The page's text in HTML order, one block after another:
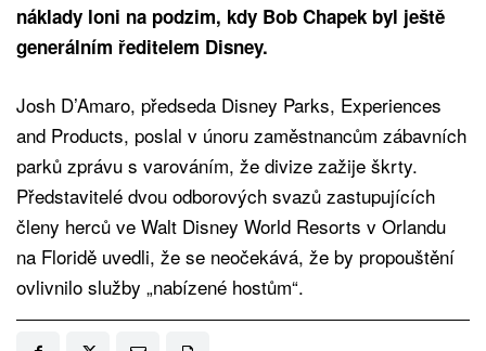
náklady loni na podzim, kdy Bob Chapek byl ještě
generálním ředitelem Disney.
Josh D’Amaro, předseda Disney Parks, Experiences
and Products, poslal v únoru zaměstnancům zábavních
parků zprávu s varováním, že divize zažije škrty.
Představitelé dvou odborových svazů zastupujících
členy herců ve Walt Disney World Resorts v Orlandu
na Floridě uvedli, že se neočekává, že by propouštění
ovlivnilo služby „nabízené hostům“.